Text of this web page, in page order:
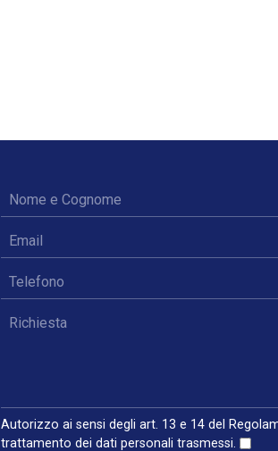
Autorizzo ai sensi degli art. 13 e 14 del
trattamento dei dati personali trasmessi.